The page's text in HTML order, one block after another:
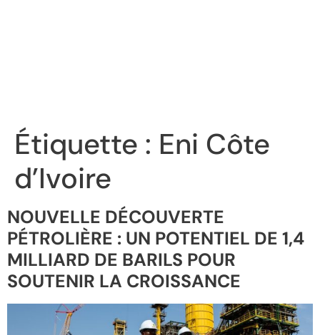
Étiquette : Eni Côte
d’Ivoire
NOUVELLE DÉCOUVERTE
PÉTROLIÈRE : UN POTENTIEL DE 1,4
MILLIARD DE BARILS POUR
SOUTENIR LA CROISSANCE